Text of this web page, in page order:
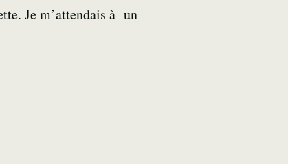
Je m’attendais à un